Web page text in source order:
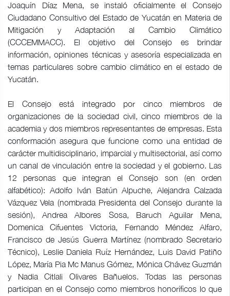
Joaquín Díaz Mena, se instaló oficialmente el Consejo
Ciudadano Consultivo del Estado de Yucatán en Materia de
Mitigación y Adaptación al Cambio Climático
(CCCEMMACC). El objetivo del Consejo es brindar
información, opiniones técnicas y asesoría especializada en
temas particulares sobre cambio climático en el estado de
Yucatán.
El Consejo está integrado por cinco miembros de
organizaciones de la sociedad civil, cinco miembros de la
academia y dos miembros representantes de empresas. Esta
conformación asegura que funcione como una entidad de
carácter multidisciplinario, imparcial y multisectorial, así como
un canal de vinculación entre la sociedad y el gobierno. Las
12 personas que integran el Consejo son (en orden
alfabético): Adolfo Iván Batún Alpuche, Alejandra Calzada
Vázquez Vela (nombrada Presidenta del Consejo durante la
sesión), Andrea Albores Sosa, Baruch Aguilar Mena,
Domenica Cifuentes Victoria, Fernando Méndez Alfaro,
Francisco de Jesús Guerra Martínez (nombrado Secretario
Técnico), Leslie Daniela Ruíz Hernández, Luis David Patiño
López, María Pia Mc Manus Gómez, Mónica Chávez Guzmán
y Nadia Citlali Olivares Bañuelos. Todas las personas
participan en el Consejo como miembros honoríficos lo que